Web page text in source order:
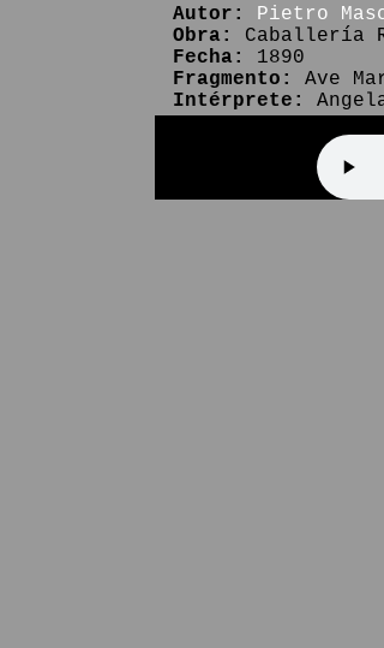
Autor:
Pietro
Obra:
Caballería
Fecha:
1890
Fragmento:
Ave
Intérprete: